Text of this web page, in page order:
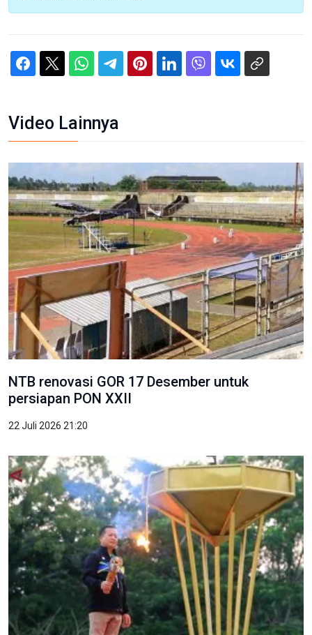
Video Lainnya
NTB renovasi GOR 17 Desember untuk
persiapan PON XXII
22 Juli 2026 21:20